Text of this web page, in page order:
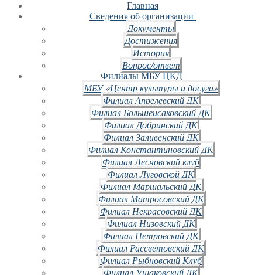
Главная
Сведения об организации
Документы
Достижения
История
Вопрос/ответ
Филиалы МБУ ЦКД
МБУ «Центр культуры и досуга»
Филиал Апрелевский ДК
Филиал Большеисаковский ДК
Филиал Добринский ДК
Филиал Заливенский ДК
Филиал Константиновский ДК
Филиал Лесновский клуб
Филиал Луговской ДК
Филиал Маршальский ДК
Филиал Матросовский ДК
Филиал Некрасовский ДК
Филиал Низовский ДК
Филиал Петровский ДК
Филиал Рассветовский ДК
Филиал Рыбновский Клуб